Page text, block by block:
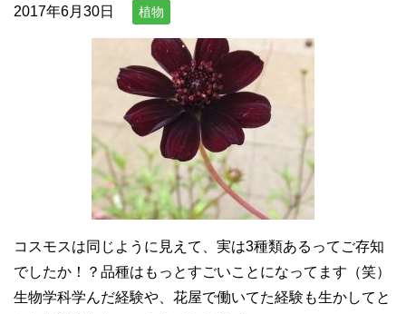
2017年6月30日 植物
コスモスは同じように見えて、実は3種類あるってご存知
でしたか！？品種はもっとすごいことになってます（笑）
生物学科学んだ経験や、花屋で働いてた経験も生かしてと